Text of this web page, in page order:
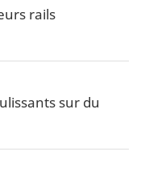
rails
sur du